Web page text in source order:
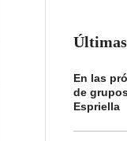
En las
de
Espriella